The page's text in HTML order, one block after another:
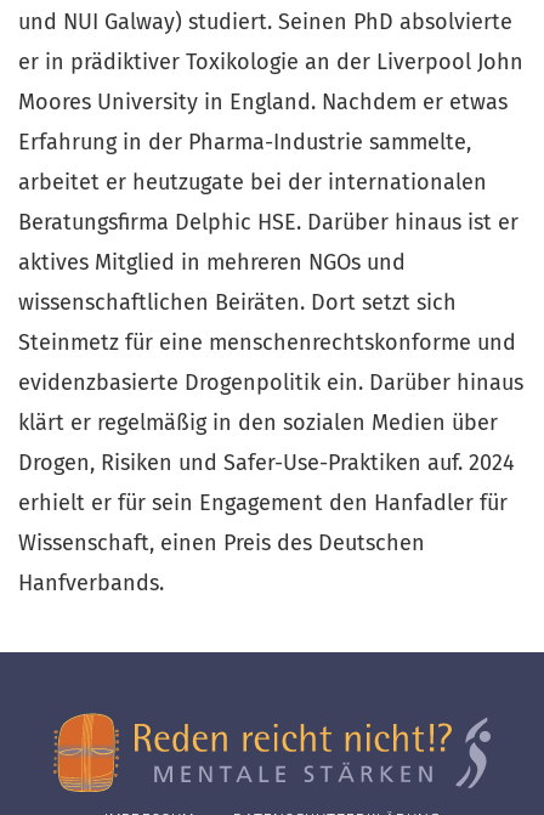
und NUI Galway) studiert. Seinen PhD absolvierte
er in prädiktiver Toxikologie an der Liverpool John
Moores University in England. Nachdem er etwas
Erfahrung in der Pharma-Industrie sammelte,
arbeitet er heutzugate bei der internationalen
Beratungsfirma Delphic HSE. Darüber hinaus ist er
aktives Mitglied in mehreren NGOs und
wissenschaftlichen Beiräten. Dort setzt sich
Steinmetz für eine menschenrechtskonforme und
evidenzbasierte Drogenpolitik ein. Darüber hinaus
klärt er regelmäßig in den sozialen Medien über
Drogen, Risiken und Safer-Use-Praktiken auf. 2024
erhielt er für sein Engagement den Hanfadler für
Wissenschaft, einen Preis des Deutschen
Hanfverbands.